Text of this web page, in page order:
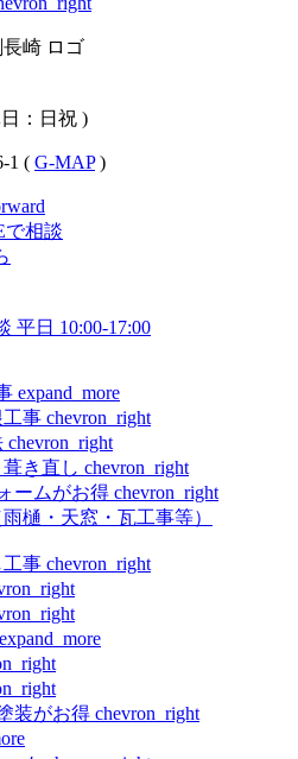
：日祝 )
1 ( G-MAP)
で相談
平日 10:00-17:00
expand_more
工事 chevron_right
chevron_right
き直し chevron_right
ームがお得 chevron_right
樋・天窓・瓦工事等）
事 chevron_right
expand_more
装がお得 chevron_right